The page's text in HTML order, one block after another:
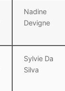
Nadine
Devigne
Sylvie Da
Silva